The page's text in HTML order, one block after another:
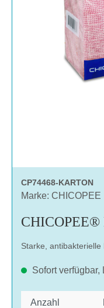
CP74468-KARTON
Marke: CHICOPEE
CHICOPEE®
Starke, antibakterielle
Sofort
Anzahl